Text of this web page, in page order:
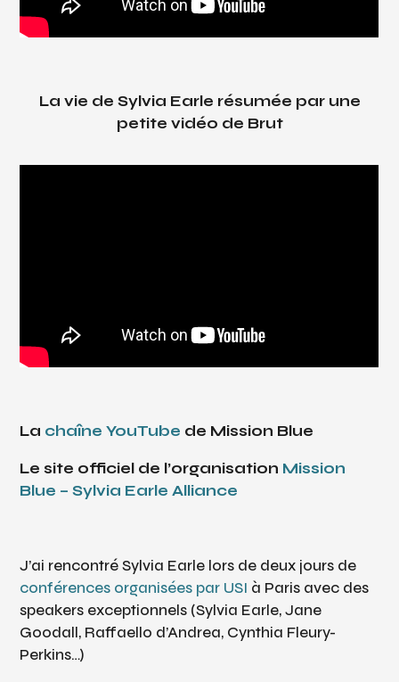
La vie de Sylvia Earle résumée par une
petite vidéo de Brut
La chaîne YouTube de Mission Blue
Le site officiel de l’organisation Mission
Blue – Sylvia Earle Alliance
J’ai rencontré Sylvia Earle lors de deux jours de
conférences organisées par USI à Paris avec des
speakers exceptionnels (Sylvia Earle, Jane
Goodall, Raffaello d’Andrea, Cynthia Fleury-
Perkins…)